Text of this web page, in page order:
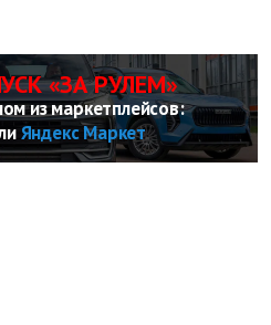
«ЗА РУЛЕМ»
из маркетплейсов:
Яндекс Маркет